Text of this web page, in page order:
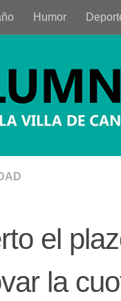
Humor
el
la